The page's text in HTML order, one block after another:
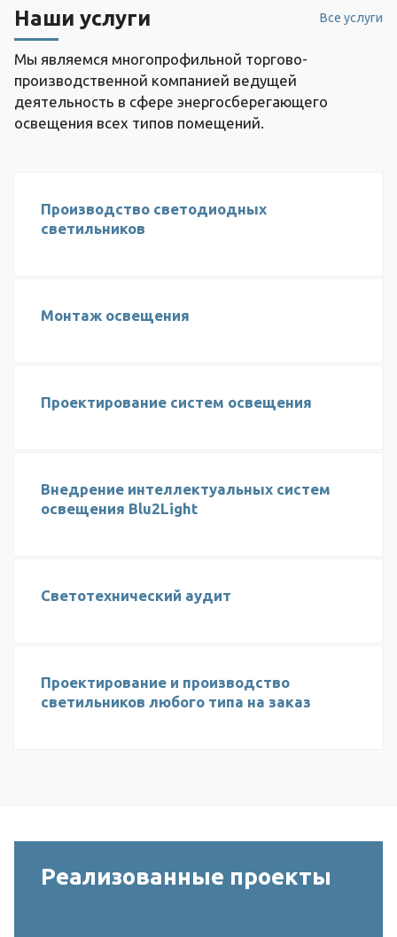
Все услуги
Наши услуги
Мы являемся многопрофильной торгово-
производственной компанией ведущей
деятельность в сфере энергосберегающего
освещения всех типов помещений.
Производство светодиодных
светильников
Монтаж освещения
Проектирование систем освещения
Внедрение интеллектуальных систем
освещения Blu2Light
Светотехнический аудит
Проектирование и производство
светильников любого типа на заказ
Реализованные проекты